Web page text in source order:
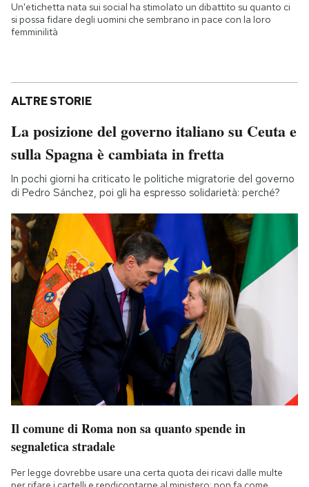
Un'etichetta nata sui social ha stimolato un dibattito su quanto ci
si possa fidare degli uomini che sembrano in pace con la loro
femminilità
ALTRE STORIE
La posizione del governo italiano su Ceuta e
sulla Spagna è cambiata in fretta
In pochi giorni ha criticato le politiche migratorie del governo
di Pedro Sánchez, poi gli ha espresso solidarietà: perché?
Il comune di Roma non sa quanto spende in
segnaletica stradale
Per legge dovrebbe usare una certa quota dei ricavi dalle multe